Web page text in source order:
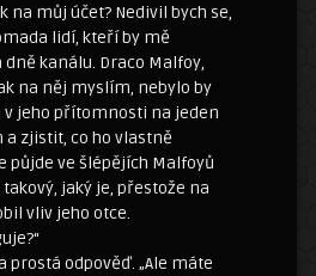
na můj účet? Nedivil bych se,
lidí, kteří by mě
kanálu. Draco Malfoy,
na něj myslím, nebylo by
v jeho přítomnosti na jeden
zjistit, co ho vlastně
půjde ve šlépějích Malfoyů
jaký je, přestože na
vliv jeho otce.
prostá odpověď. „Ale máte